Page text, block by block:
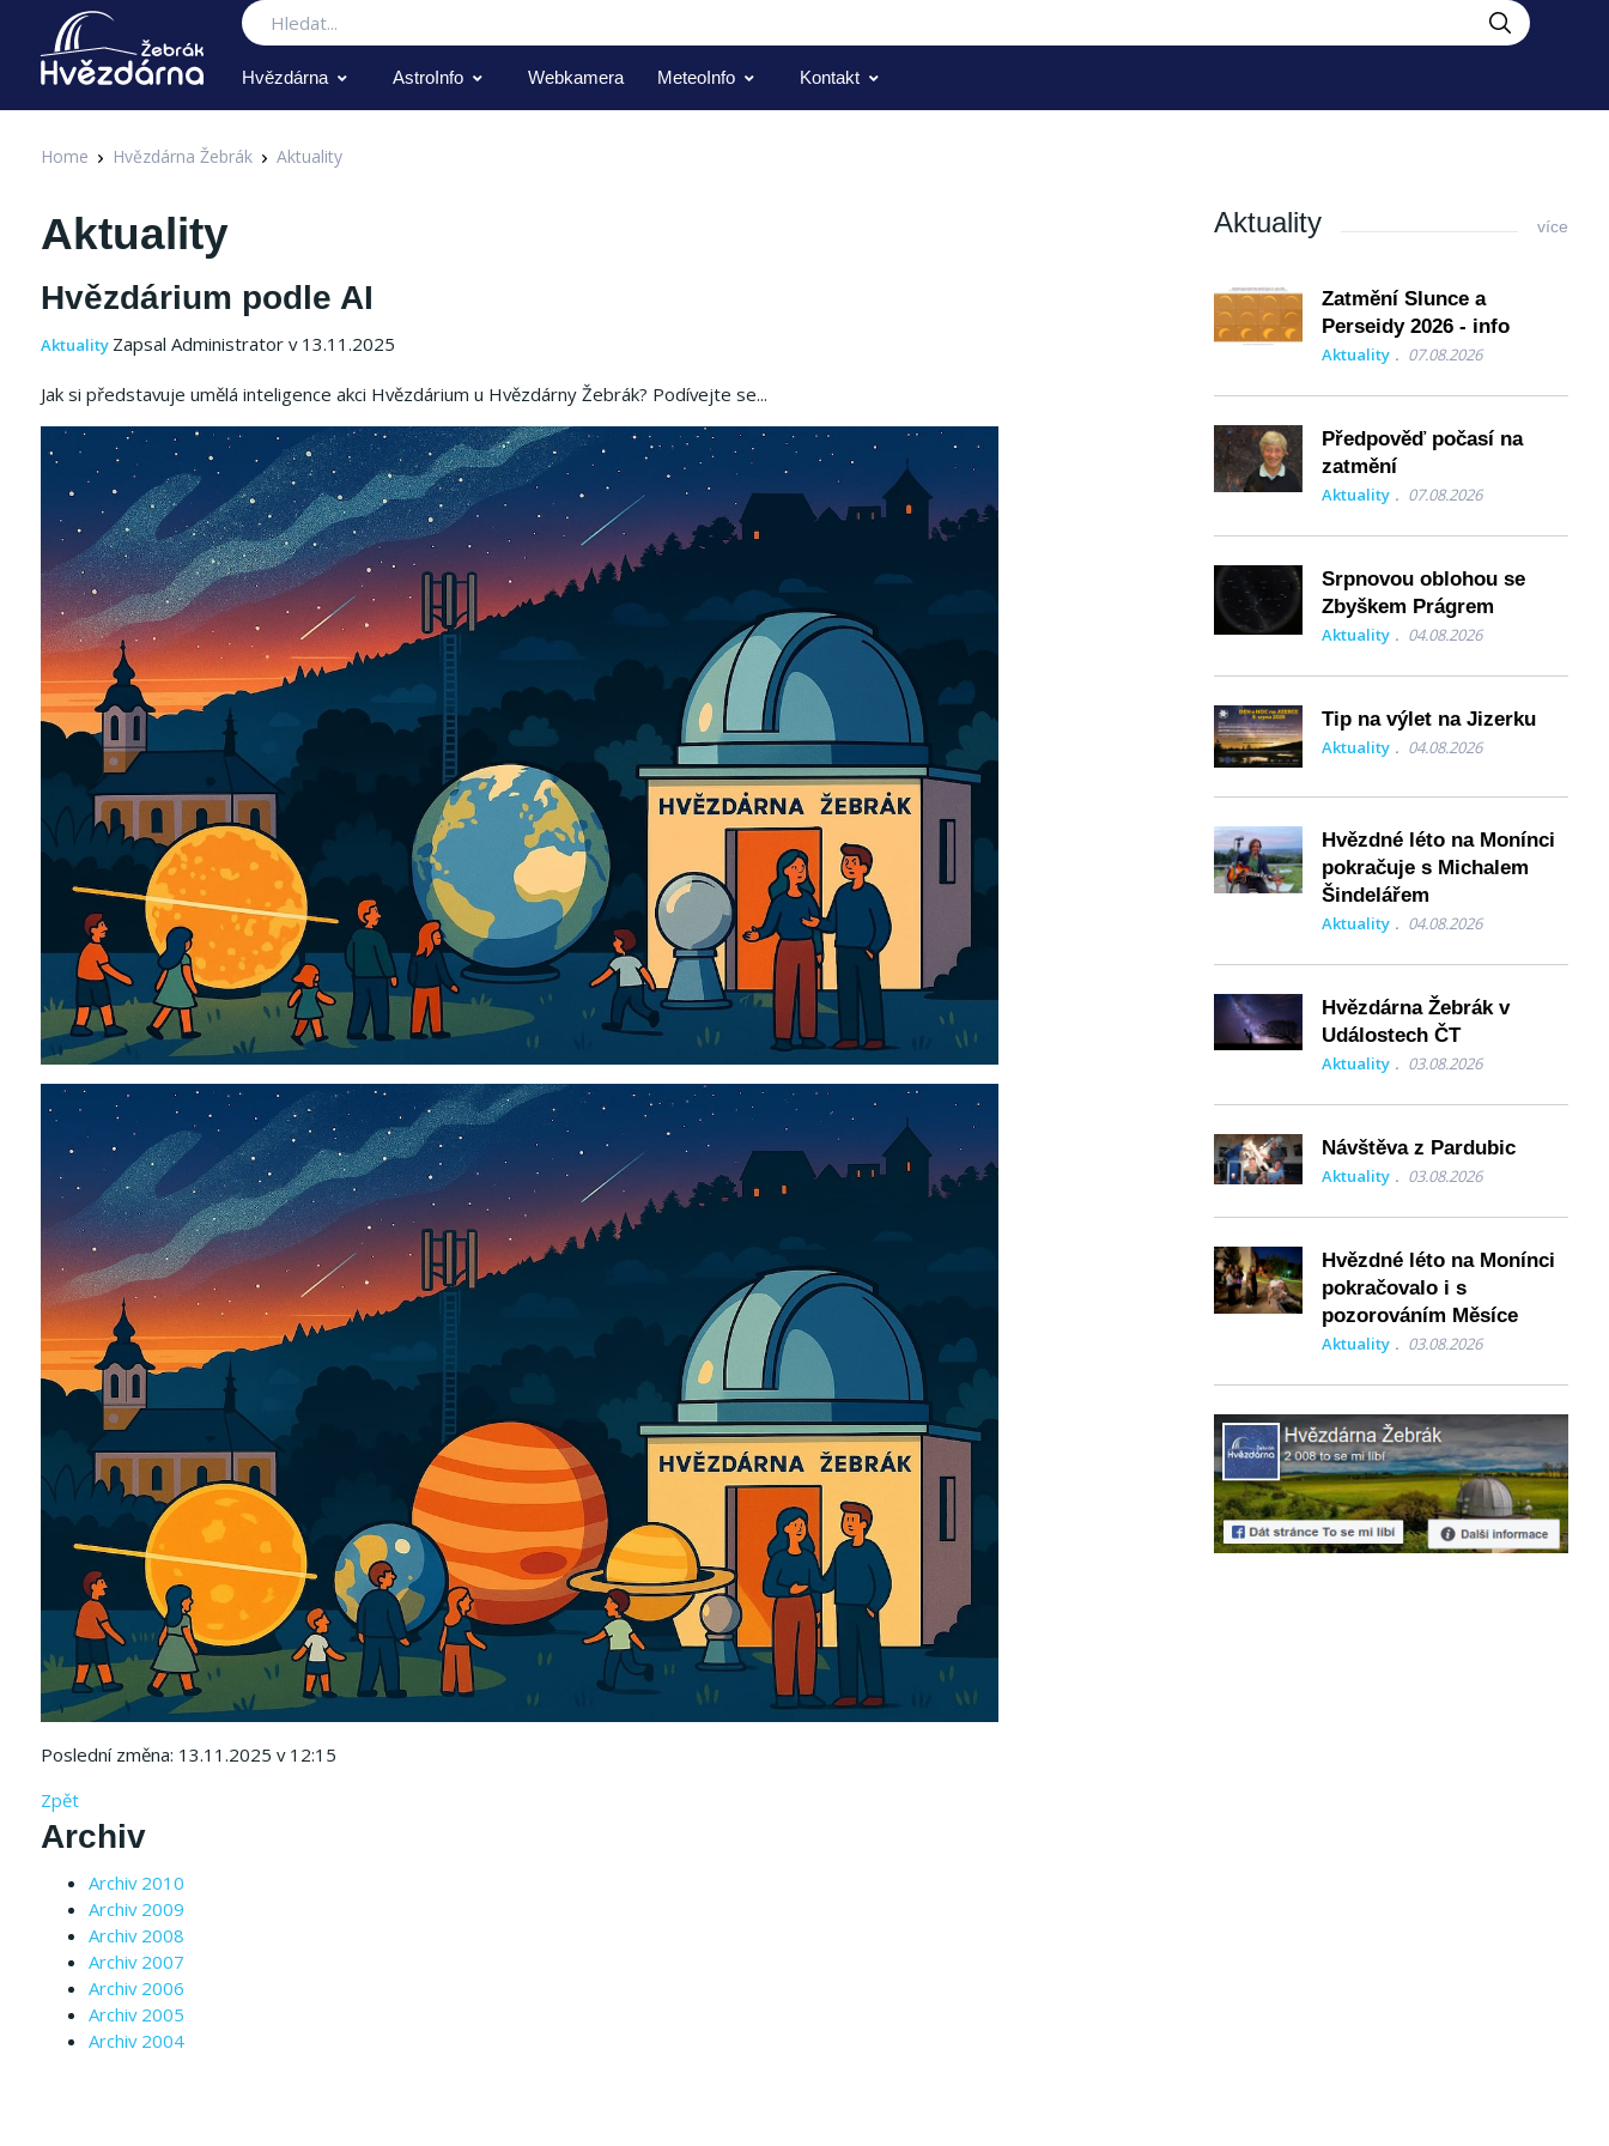
Hledat
Hvězdárna AstroInfo Webkamera MeteoInfo Kontakt
Home Hvězdárna Žebrák Aktuality
Aktuality
Hvězdárium podle AI
Aktuality Zapsal Administrator v 13.11.2025
Jak si představuje umělá inteligence akci Hvězdárium u Hvězdárny Žebrák? Podívejte se...
Poslední změna: 13.11.2025 v 12:15
Zpět
Archiv
Archiv 2010
Archiv 2009
Archiv 2008
Archiv 2007
Archiv 2006
Archiv 2005
Archiv 2004
Aktuality více
Zatmění Slunce a
Perseidy 2026 - info
Aktuality 07.08.2026
Předpověď počasí na
zatmění
Aktuality 07.08.2026
Srpnovou oblohou se
Zbyškem Prágrem
Aktuality 04.08.2026
Tip na výlet na Jizerku
Aktuality 04.08.2026
Hvězdné léto na Monínci
pokračuje s Michalem
Šindelářem
Aktuality 04.08.2026
Hvězdárna Žebrák v
Událostech ČT
Aktuality 03.08.2026
Návštěva z Pardubic
Aktuality 03.08.2026
Hvězdné léto na Monínci
pokračovalo i s
pozorováním Měsíce
Aktuality 03.08.2026